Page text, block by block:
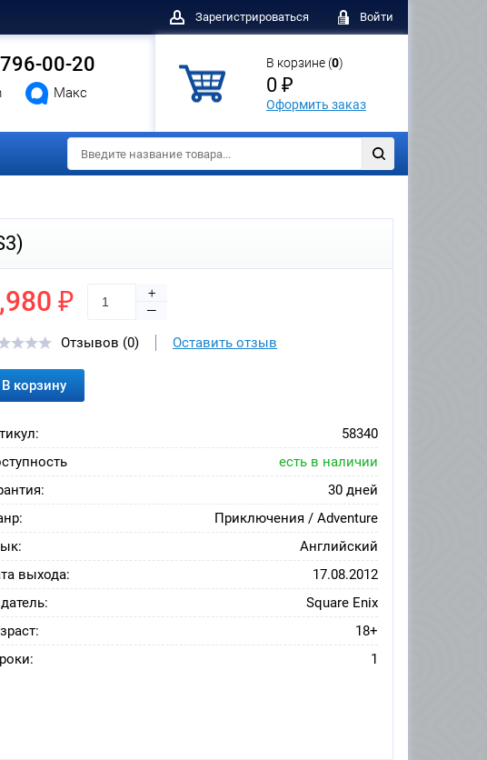
Зарегистрироваться Войти
00-20
Макс
В корзине (0)
0 ₽
Оформить заказ
₽
+
—
Отзывов (0)
Оставить отзыв
В корзину
58340
есть в наличии
30 дней
Приключения / Adventure
Английский
выхода:
17.08.2012
Square Enix
18+
1